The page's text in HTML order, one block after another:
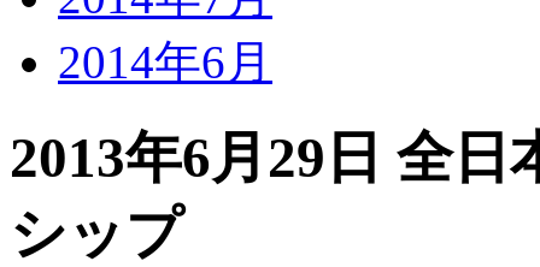
2014年6月
2013年6月29日 全
シップ